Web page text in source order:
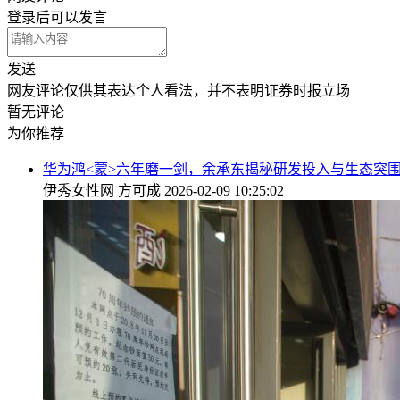
登录后可以发言
发送
网友评论仅供其表达个人看法，并不表明证券时报立场
暂无评论
为你推荐
华为鸿<蒙>六年磨一剑，余承东揭秘研发投入与生态突
伊秀女性网 方可成 2026-02-09 10:25:02